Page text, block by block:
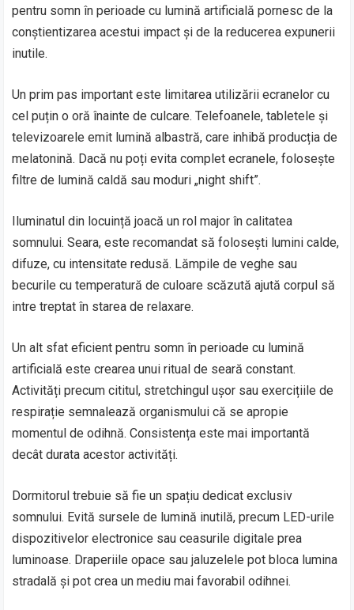
pentru somn în perioade cu lumină artificială pornesc de la
conștientizarea acestui impact și de la reducerea expunerii
inutile.
Un prim pas important este limitarea utilizării ecranelor cu
cel puțin o oră înainte de culcare. Telefoanele, tabletele și
televizoarele emit lumină albastră, care inhibă producția de
melatonină. Dacă nu poți evita complet ecranele, folosește
filtre de lumină caldă sau moduri „night shift”.
Iluminatul din locuință joacă un rol major în calitatea
somnului. Seara, este recomandat să folosești lumini calde,
difuze, cu intensitate redusă. Lămpile de veghe sau
becurile cu temperatură de culoare scăzută ajută corpul să
intre treptat în starea de relaxare.
Un alt sfat eficient pentru somn în perioade cu lumină
artificială este crearea unui ritual de seară constant.
Activități precum cititul, stretchingul ușor sau exercițiile de
respirație semnalează organismului că se apropie
momentul de odihnă. Consistența este mai importantă
decât durata acestor activități.
Dormitorul trebuie să fie un spațiu dedicat exclusiv
somnului. Evită sursele de lumină inutilă, precum LED-urile
dispozitivelor electronice sau ceasurile digitale prea
luminoase. Draperiile opace sau jaluzelele pot bloca lumina
stradală și pot crea un mediu mai favorabil odihnei.